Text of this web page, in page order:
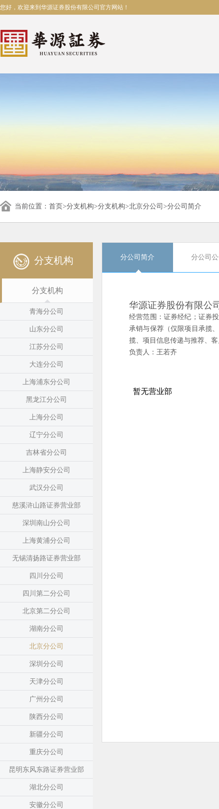
您好，欢迎来到华源证券股份有限公司官方网站！
当前位置： 首页>分支机构>分支机构>北京分公司 >分公司简介
分支机构
分支机构
青海分公司
山东分公司
江苏分公司
大连分公司
上海浦东分公司
黑龙江分公司
上海分公司
辽宁分公司
吉林省分公司
上海静安分公司
武汉分公司
慈溪浒山路证券营业部
深圳南山分公司
上海黄浦分公司
无锡清扬路证券营业部
四川分公司
四川第二分公司
北京第二分公司
湖南分公司
北京分公司
深圳分公司
天津分公司
广州分公司
陕西分公司
新疆分公司
重庆分公司
昆明东风东路证券营业部
湖北分公司
安徽分公司
分公司简介 分公司
华源证券股份有限公
经营范围：证券经纪；证券
承销与保荐（仅限项目承揽
揽、项目信息传递与推荐、
负责人：王若齐